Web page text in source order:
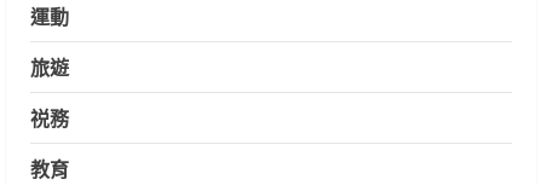
運動
旅遊
祱務
教育